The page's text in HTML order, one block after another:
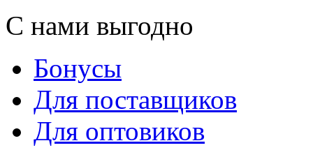
С нами выгодно
Бонусы
Для поставщиков
Для оптовиков